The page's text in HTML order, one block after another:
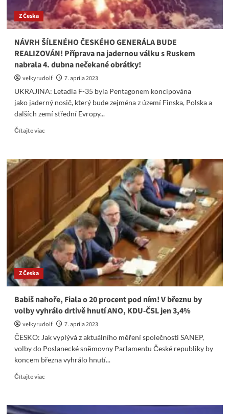
Z Česka
NÁVRH ŠÍLENÉHO ČESKÉHO GENERÁLA BUDE
REALIZOVÁN! Příprava na jadernou válku s Ruskem
nabrala 4. dubna nečekané obrátky!
velkyrudolf
7. apríla 2023
UKRAJINA: Letadla F-35 byla Pentagonem koncipována
jako jaderný nosič, který bude zejména z území Finska, Polska a
dalších zemí střední Evropy...
Čítajte viacRead
NÁVRH
ŠÍLENÉHO
BUDE
REALIZOVÁN!
Příprava
na
jadernou
válku
s
Ruskem
nabrala
4.
nečekané
obrátky!
Z Česka
Babiš nahoře, Fiala o 20 procent pod ním! V březnu by
volby vyhrálo drtivě hnutí ANO, KDU-ČSL jen 3,4%
velkyrudolf
7. apríla 2023
ČESKO: Jak vyplývá z aktuálního měření společnosti SANEP,
volby do Poslanecké sněmovny Parlamentu České republiky by
koncem března vyhrálo hnutí...
Čítajte viacRead
Babiš